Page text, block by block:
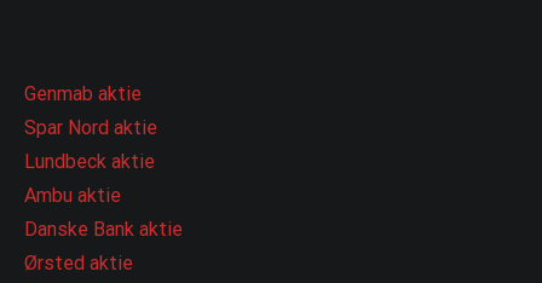
Genmab aktie
Spar Nord aktie
Lundbeck aktie
Ambu aktie
Danske Bank aktie
Ørsted aktie